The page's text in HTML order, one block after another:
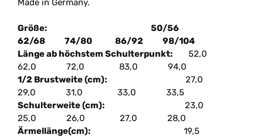
Made in Germany.
Größe: 50/56
62/68 74/80 86/92 98/104
Länge ab höchstem Schulterpunkt:
52,0
62,0 72,0 83,0 94,0
1/2 Brustweite (cm):
27,0
29,0 31,0 33,0 33,5
Schulterweite (cm):
23,0
25,0 26,0 27,0 28,0
Ärmellänge(cm):
19,5